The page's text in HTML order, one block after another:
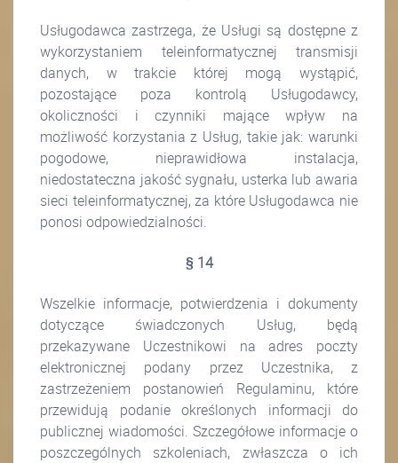
Usługodawca zastrzega, że Usługi są dostępne z
wykorzystaniem teleinformatycznej transmisji
danych, w trakcie której mogą wystąpić,
pozostające poza kontrolą Usługodawcy,
okoliczności i czynniki mające wpływ na
możliwość korzystania z Usług, takie jak: warunki
pogodowe, nieprawidłowa instalacja,
niedostateczna jakość sygnału, usterka lub awaria
sieci teleinformatycznej, za które Usługodawca nie
ponosi odpowiedzialności.
§ 14
Wszelkie informacje, potwierdzenia i dokumenty
dotyczące świadczonych Usług, będą
przekazywane Uczestnikowi na adres poczty
elektronicznej podany przez Uczestnika, z
zastrzeżeniem postanowień Regulaminu, które
przewidują podanie określonych informacji do
publicznej wiadomości. Szczegółowe informacje o
poszczególnych szkoleniach, zwłaszcza o ich